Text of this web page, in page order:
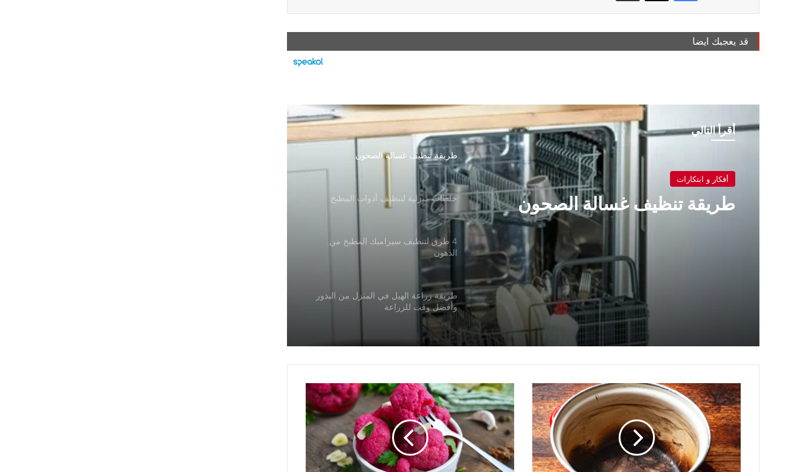
قد يعجبك ايضا
أقرأ التالي
أفكار و ابتكارات
طريقة تنظيف غسالة الصحون
خلطات منزلية لتنظيف أدوات
طريقة تنظيف غسالة الصحون
خلطات منزلية لتنظيف أدوات المطبخ
4 طرق لتنظيف سيراميك المطبخ من
الدهون
طريقة زراعة الهيل في المنزل من البذور
وأفضل وقت للزراعة
لإطالة
عمرهم
..
نصائح
للعناية
بأواني
الطهي
بدون
تعب
..
أسهل
طريقة
لعمل